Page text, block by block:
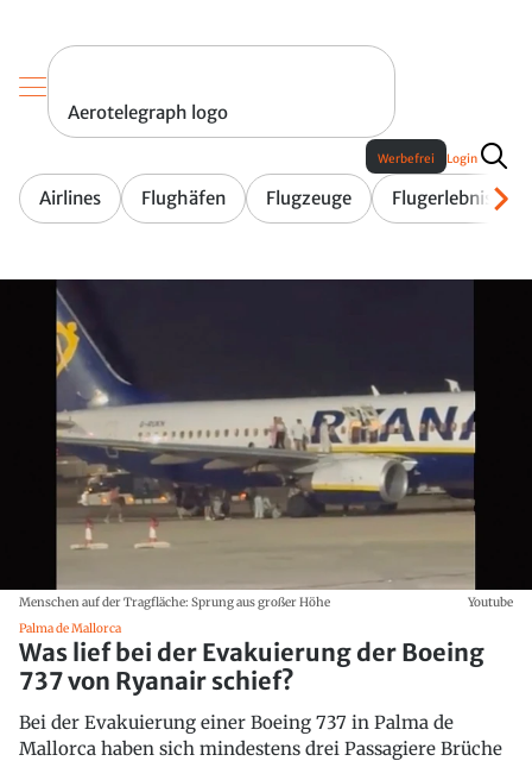
Aerotelegraph logo
Airlines Flughäfen Flugzeuge Flugerlebnis
Werbefrei Login
Menschen auf der Tragfläche: Sprung aus großer Höhe
Youtube
Palma de Mallorca
Was lief bei der Evakuierung der Boeing
737 von Ryanair schief?
Bei der Evakuierung einer Boeing 737 in Palma de
Mallorca haben sich mindestens drei Passagiere Brüche